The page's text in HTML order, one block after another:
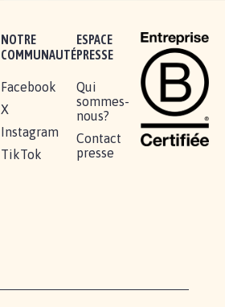
NOTRE
COMMUNAUTÉ
Facebook
X
Instagram
TikTok
ESPACE
PRESSE
Qui
sommes-
nous?
Contact
presse